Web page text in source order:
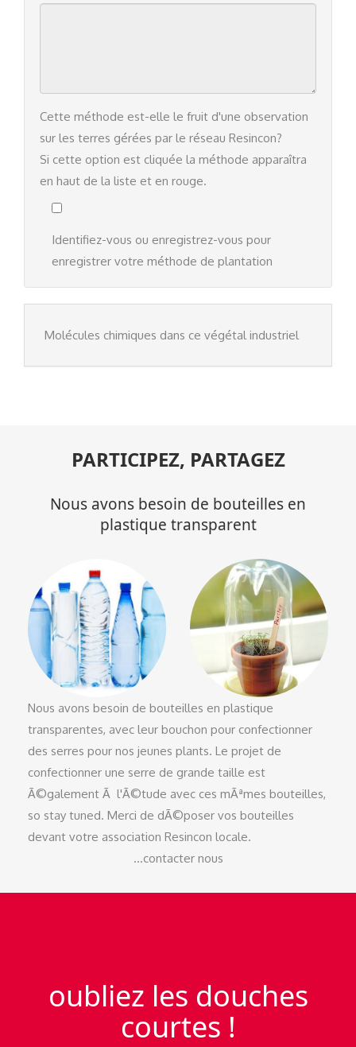
Cette méthode est-elle le fruit d'une observation
sur les terres gérées par le réseau Resincon?
Si cette option est cliquée la méthode apparaîtra
en haut de la liste et en rouge.
Identifiez-vous ou enregistrez-vous pour
enregistrer votre méthode de plantation
Molécules chimiques dans ce végétal industriel
PARTICIPEZ, PARTAGEZ
Nous avons besoin de bouteilles en
plastique transparent
Nous avons besoin de bouteilles en plastique
transparentes, avec leur bouchon pour confectionner
des serres pour nos jeunes plants. Le projet de
confectionner une serre de grande taille est
Ã©galement Ã l'Ã©tude avec ces mÃªmes bouteilles,
so stay tuned. Merci de dÃ©poser vos bouteilles
devant votre association Resincon locale.
...contacter nous
oubliez les douches
courtes !